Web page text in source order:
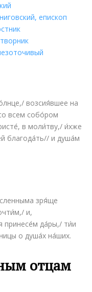
епископ
возсия́вшее на
всем собо́ром
в моли́тву,/ и́хже
благода́ть// и душа́м
зря́ще
и,
да́ры,/ ти́и
о душа́х на́ших.
отцам